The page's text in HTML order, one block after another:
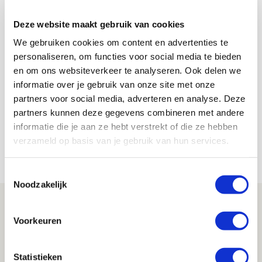
Deze website maakt gebruik van cookies
We gebruiken cookies om content en advertenties te
personaliseren, om functies voor social media te bieden
en om ons websiteverkeer te analyseren. Ook delen we
informatie over je gebruik van onze site met onze
partners voor social media, adverteren en analyse. Deze
partners kunnen deze gegevens combineren met andere
informatie die je aan ze hebt verstrekt of die ze hebben
verzameld op basis van je gebruik van hun services.
Noodzakelijk
Voorkeuren
Statistieken
redt Ajax tegen FC Groningen en
Lindy Hofstra
Bekijk alle berichten van Lindy Hofstra
Net binnen //
mijn hoofd spoken’